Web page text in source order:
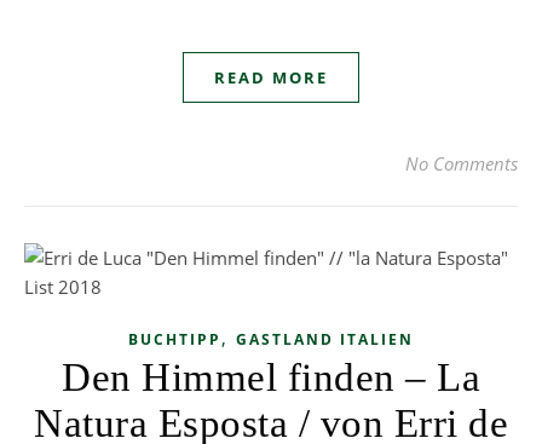
READ MORE
No Comments
BUCHTIPP , GASTLAND ITALIEN
Den Himmel finden – La
Natura Esposta / von Erri de